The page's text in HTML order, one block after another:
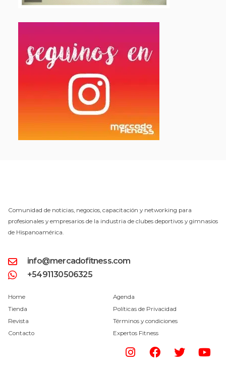
Comunidad de noticias, negocios, capacitación y networking para
profesionales y empresarios de la industria de clubes deportivos y gimnasios
de Hispanoamérica.
info@mercadofitness.com
+5491130506325
Home
Tienda
Revista
Contacto
Agenda
Políticas de Privacidad
Términos y condiciones
Expertos Fitness